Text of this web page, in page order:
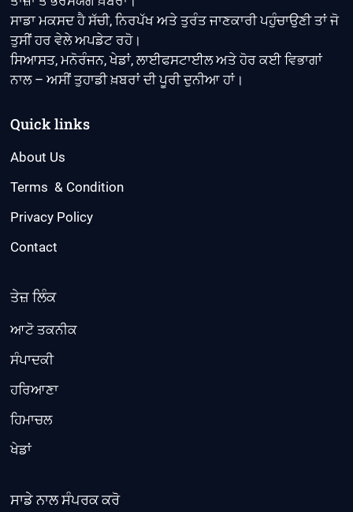
ਸਾਡਾ ਮਕਸਦ ਹੈ ਸੱਚੀ, ਨਿਰਪੱਖ ਅਤੇ ਤੁਰੰਤ ਜਾਣਕਾਰੀ ਪਹੁੰਚਾਉਣੀ ਤਾਂ ਜੋ
ਤੁਸੀਂ ਹਰ ਵੇਲੇ ਅਪਡੇਟ ਰਹੋ।
ਸਿਆਸਤ, ਮਨੋਰੰਜਨ, ਖੇਡਾਂ, ਲਾਈਫਸਟਾਈਲ ਅਤੇ ਹੋਰ ਕਈ ਵਿਭਾਗਾਂ
ਨਾਲ – ਅਸੀਂ ਤੁਹਾਡੀ ਖ਼ਬਰਾਂ ਦੀ ਪੂਰੀ ਦੁਨੀਆ ਹਾਂ।
Quick links
About Us
Terms & Condition
Privacy Policy
Contact
ਤੇਜ਼ ਲਿੰਕ
ਆਟੋ ਤਕਨੀਕ
ਸੰਪਾਦਕੀ
ਹਰਿਆਣਾ
ਹਿਮਾਚਲ
ਖੇਡਾਂ
ਸਾਡੇ ਨਾਲ ਸੰਪਰਕ ਕਰੋ